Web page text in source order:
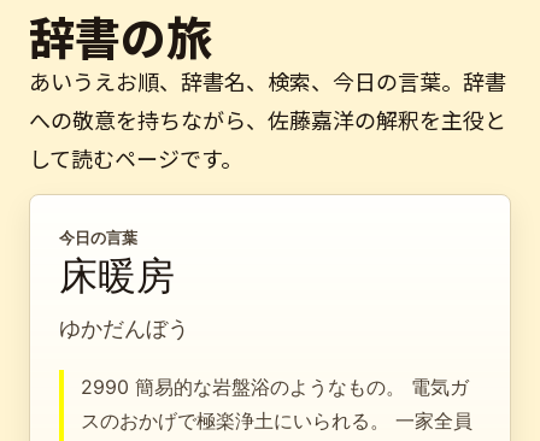
辞書の旅
あいうえお順、辞書名、検索、今日の言葉。辞書
への敬意を持ちながら、佐藤嘉洋の解釈を主役と
して読むページです。
今日の言葉
床暖房
ゆかだんぼう
2990 簡易的な岩盤浴のようなもの。 電気ガ
スのおかげで極楽浄土にいられる。 一家全員